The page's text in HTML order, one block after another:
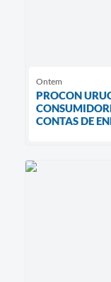
Ontem
PROCON
CONTAS DE